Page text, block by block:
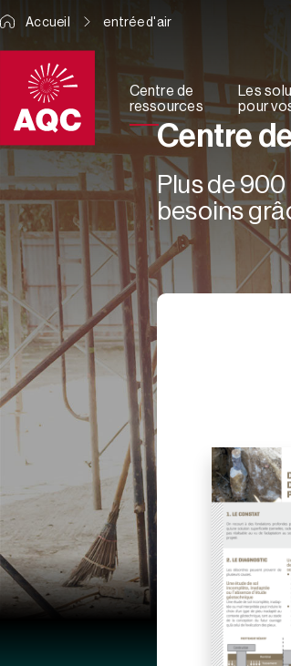
Centre de
ressources
Les
pour
Accueil entrée d'air
Centre
Plus de 900
besoins